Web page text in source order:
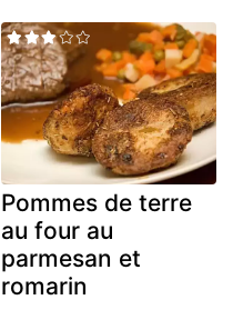
Pommes de terre
au four au
parmesan et
romarin